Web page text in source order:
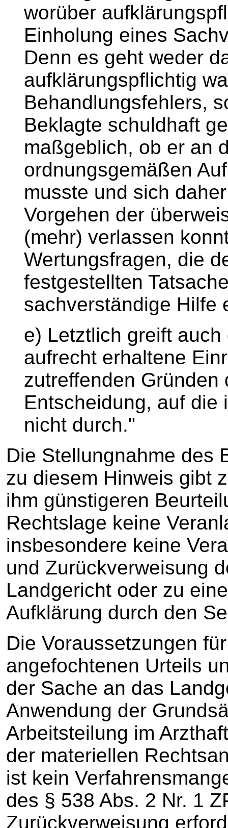
worüber
Einholung eines
Denn es geht weder
aufklärungspflichtig
Behandlungsfehlers,
Beklagte schuldhaft
maßgeblich, ob er an
ordnungsgemäßen
musste und sich
Vorgehen der
(mehr) verlassen
Wertungsfragen, die
festgestellten
sachverständige Hilfe
e) Letztlich greift
aufrecht erhaltene
zutreffenden Gründen
Entscheidung, auf die
nicht durch."
Die Stellungnahme des
zu diesem Hinweis gibt
ihm günstigeren
Rechtslage keine
insbesondere keine
und Zurückverweisung
Landgericht oder zu
Aufklärung durch den
Die Voraussetzungen
angefochtenen Urteils
der Sache an das
Anwendung der
Arbeitsteilung im
der materiellen
ist kein
des § 538 Abs. 2 Nr. 1
Zurückverweisung